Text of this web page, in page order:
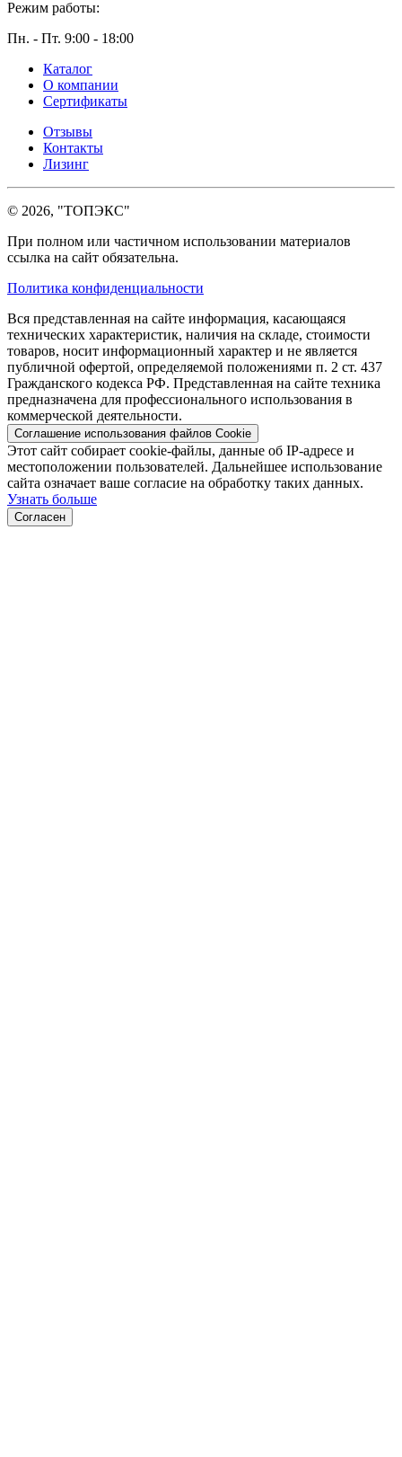
Режим работы:
Пн. - Пт. 9:00 - 18:00
Каталог
О компании
Сертификаты
Отзывы
Контакты
Лизинг
© 2026, "ТОПЭКС"
При полном или частичном использовании материалов
ссылка на сайт обязательна.
Политика конфиденциальности
Вся представленная на сайте информация, касающаяся
технических характеристик, наличия на складе, стоимости
товаров, носит информационный характер и не является
публичной офертой, определяемой положениями п. 2 ст. 437
Гражданского кодекса РФ. Представленная на сайте техника
предназначена для профессионального использования в
коммерческой деятельности.
Соглашение использования файлов Cookie
Этот сайт собирает cookie-файлы, данные об IP-адресе и
местоположении пользователей. Дальнейшее использование
сайта означает ваше согласие на обработку таких данных.
Узнать больше
Согласен